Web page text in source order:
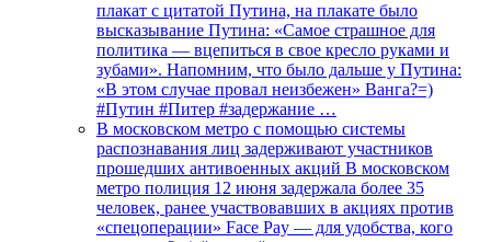
плакат с цитатой Путина, на плакате было
высказывание Путина: «Самое страшное для
политика — вцепиться в свое кресло руками и
зубами». Напомним, что было дальше у Путина:
«В этом случае провал неизбежен» Ванга?=)
#Путин #Питер #задержание …
В московском метро с помощью системы
распознавания лиц задерживают участников
прошедших антивоенных акций В московском
метро полиция 12 июня задержала более 35
человек, ранее участвовавших в акциях против
«спецоперации» Face Pay — для удобства, кого